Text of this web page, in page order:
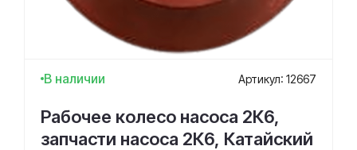
В наличии Артикул: 12667
Рабочее колесо насоса 2К6,
запчасти насоса 2К6, Катайский